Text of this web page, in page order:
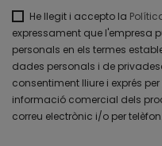
He llegit i accepto la
expressament que l'empresa
personals en els termes
dades personals i de
consentiment lliure i exprés
informació comercial dels
correu electrònic i/o per telèfon.